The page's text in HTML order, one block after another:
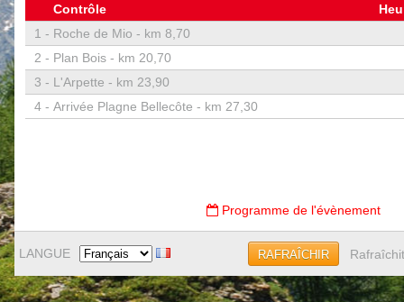
Contrôle
1 - Roche de Mio - km 8,70
2 - Plan Bois - km 20,70
3 - L'Arpette - km 23,90
4 - Arrivée Plagne Bellecôte - km 27,30
Programme de l'évènement
LANGUE RAFRAÎCHIR